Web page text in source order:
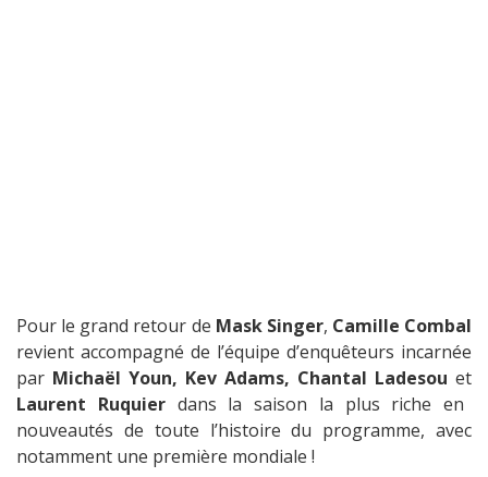
Pour le grand retour de Mask Singer, Camille Combal
revient accompagné de l’équipe d’enquêteurs incarnée
par Michaël Youn, Kev Adams, Chantal Ladesou et
Laurent Ruquierdans la saison la plus riche en
nouveautés de toute l’histoire du programme, avec
notamment une première mondiale !